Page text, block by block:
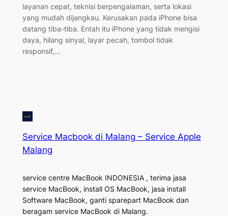
layanan cepat, teknisi berpengalaman, serta lokasi
yang mudah dijangkau. Kerusakan pada iPhone bisa
datang tiba-tiba. Entah itu iPhone yang tidak mengisi
daya, hilang sinyal, layar pecah, tombol tidak
responsif,…
Service Macbook di Malang – Service Apple
Malang
service centre MacBook INDONESIA , terima jasa
service MacBook, install OS MacBook, jasa install
Software MacBook, ganti sparepart MacBook dan
beragam service MacBook di Malang.